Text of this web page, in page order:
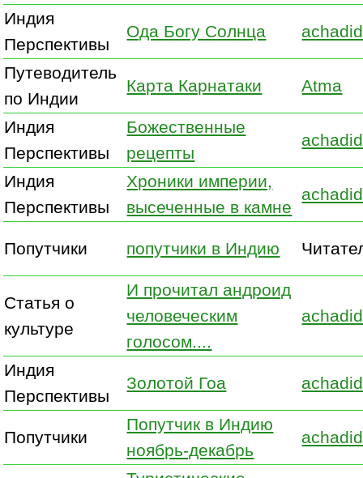
Индия
Перспективы
Ода Богу Солнца
Путеводитель
по Индии
Карта Карнатаки Atma
Индия
Перспективы
Божественные
рецепты
Индия
Перспективы
Хроники империи,
высеченные в камне
Попутчики попутчики в Индию
Статья о
культуре
И прочитал андроид
человеческим
голосом....
Индия
Перспективы
Золотой Гоа
Попутчики
Попутчик в Индию
ноябрь-декабрь